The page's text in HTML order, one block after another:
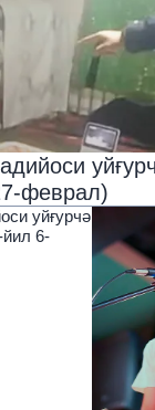
феврал)
уйғурчә
йил 6-